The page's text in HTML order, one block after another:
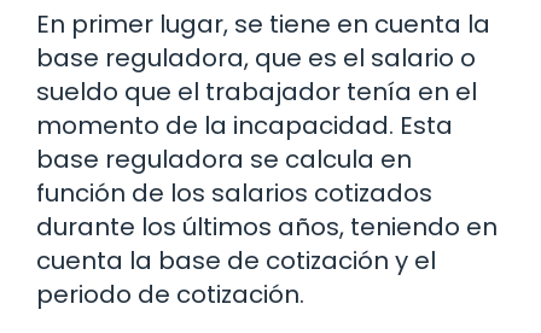
En primer lugar, se tiene en cuenta la
base reguladora, que es el salario o
sueldo que el trabajador tenía en el
momento de la incapacidad. Esta
base reguladora se calcula en
función de los salarios cotizados
durante los últimos años, teniendo en
cuenta la base de cotización y el
periodo de cotización.